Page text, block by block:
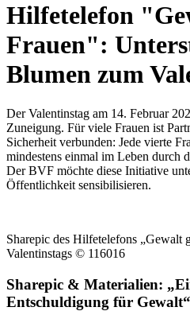
Hilfetelefon
Frauen":
Blumen zum
Der Valentinstag am 14. Februar
Zuneigung. Für viele Frauen ist
Sicherheit verbunden: Jede vierte
mindestens einmal im Leben durch
Der BVF möchte diese Initiative
Öffentlichkeit sensibilisieren.
Sharepic des Hilfetelefons „Gewalt
Valentinstags © 116016
Sharepic & Materialien:
Entschuldigung für Gewalt“